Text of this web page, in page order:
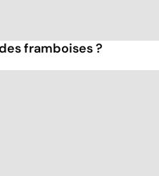
framboises ?